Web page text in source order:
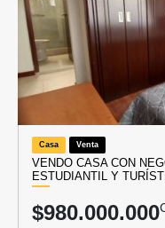
Casa Venta
VENDO CASA CON
ESTUDIANTIL Y
$980.000.000